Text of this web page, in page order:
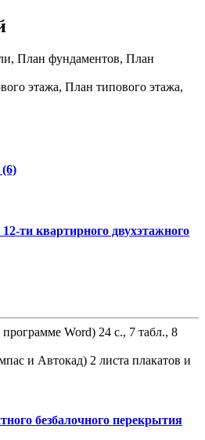
План фундаментов, План
этажа, План типового этажа,
ти квартирного двухэтажного
Word) 24 с., 7 табл., 8
и Автокад) 2 листа плакатов и
безбалочного перекрытия